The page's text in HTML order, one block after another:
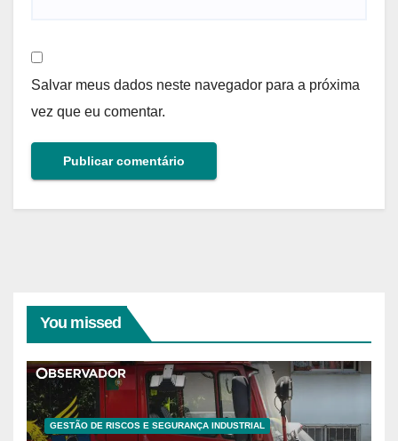
Salvar meus dados neste navegador para a próxima
vez que eu comentar.
You missed
GESTÃO DE RISCOS E SEGURANÇA INDUSTRIAL